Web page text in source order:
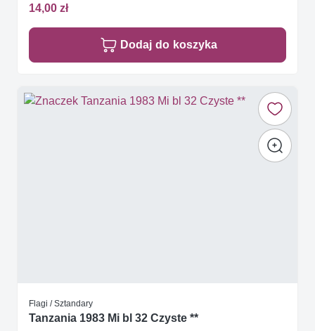
14,00 zł
Dodaj do koszyka
Flagi / Sztandary
Tanzania 1983 Mi bl 32 Czyste **